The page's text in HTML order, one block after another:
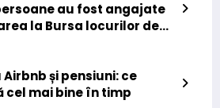
au fost angajate
la Bursa locurilor de
și pensiuni: ce
cel mai bine în timp